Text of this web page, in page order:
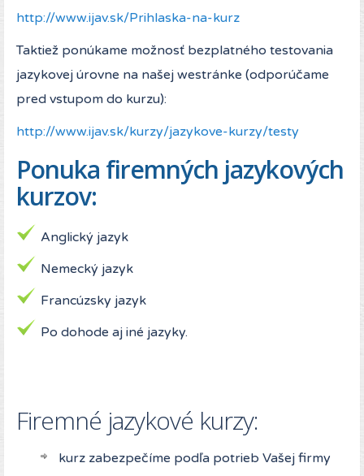
http://www.ijav.sk/Prihlaska-na-kurz
Taktiež ponúkame možnosť bezplatného testovania
jazykovej úrovne na našej westránke (odporúčame
pred vstupom do kurzu):
http://www.ijav.sk/kurzy/jazykove-kurzy/testy
Ponuka firemných jazykových
kurzov:
Anglický jazyk
Nemecký jazyk
Francúzsky jazyk
Po dohode aj iné jazyky.
Firemné jazykové kurzy:
kurz zabezpečíme podľa potrieb Vašej firmy